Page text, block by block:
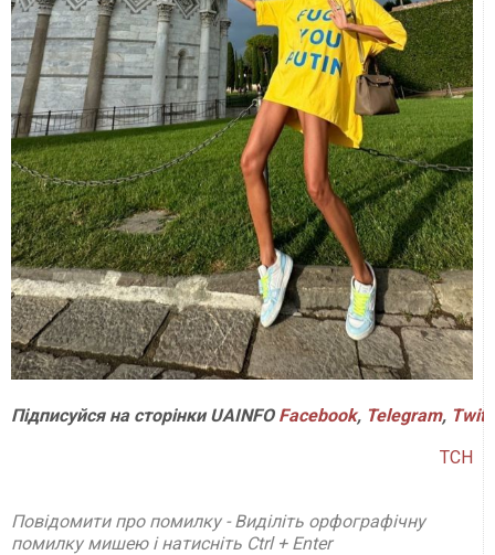
Підписуйся на сторінки UAINFO Facebook, Telegram,
ТСН
Повідомити про помилку - Виділіть орфографічну
помилку мишею і натисніть Ctrl + Enter